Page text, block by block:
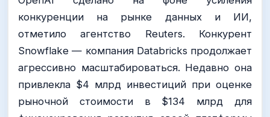
конкуренции на рынке данных и ИИ,
отметило агентство Reuters. Конкурент
Snowflake — компания Databricks продолжает
агрессивно масштабироваться. Недавно она
привлекла $4 млрд инвестиций при оценке
рыночной стоимости в $134 млрд для